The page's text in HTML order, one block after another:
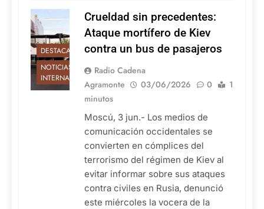
DESTACADAS
NOTICIAS
INTERNACIONALES
Crueldad sin precedentes:
Ataque mortífero de Kiev
contra un bus de pasajeros
Radio Cadena
Agramonte
03/06/2026 0
1
minutos
Moscú, 3 jun.- Los medios de
comunicación occidentales se
convierten en cómplices del
terrorismo del régimen de Kiev al
evitar informar sobre sus ataques
contra civiles en Rusia, denunció
este miércoles la vocera de la